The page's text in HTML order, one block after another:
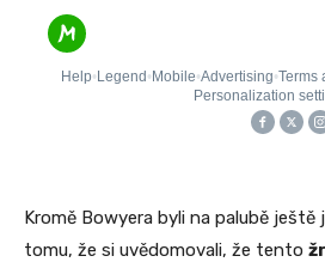
Kromě Bowyera byli na palubě ještě
tomu, že si uvědomovali, že tento